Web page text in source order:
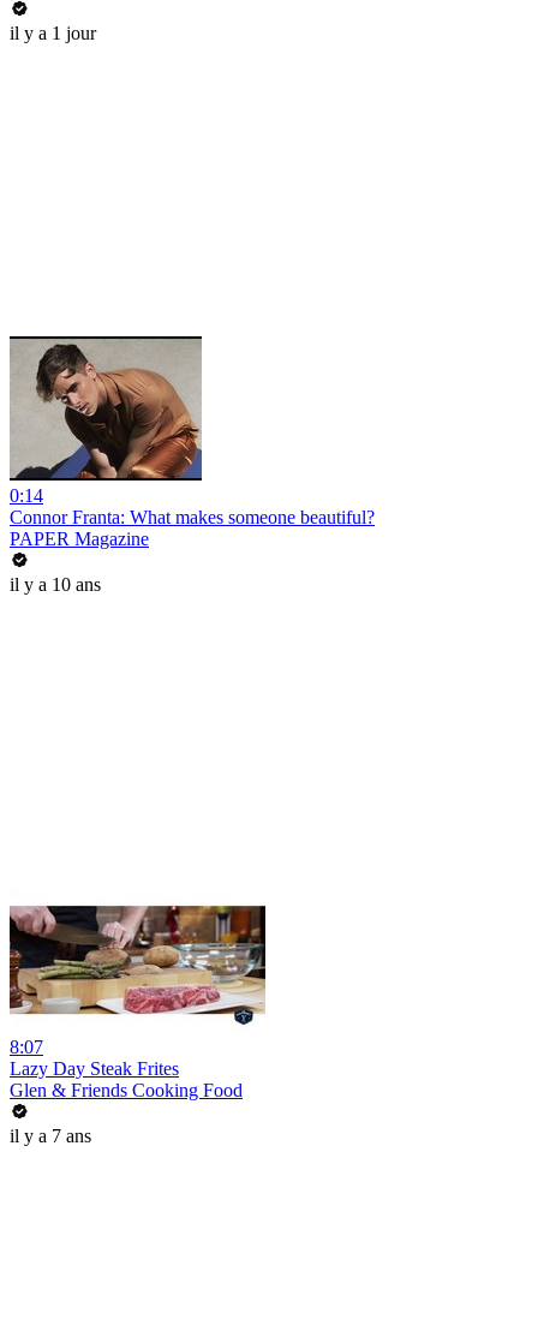
il y a 1 jour
0:14
Connor Franta: What makes someone beautiful?
PAPER Magazine
il y a 10 ans
8:07
Lazy Day Steak Frites
Glen & Friends Cooking Food
il y a 7 ans